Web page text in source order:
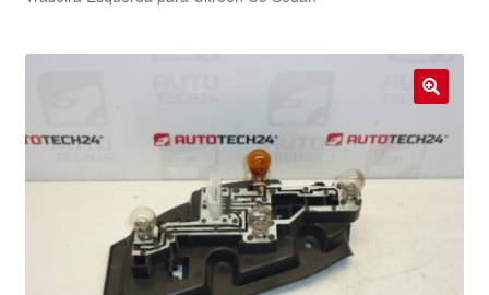
Envio para todo o planeta
Pagamentos